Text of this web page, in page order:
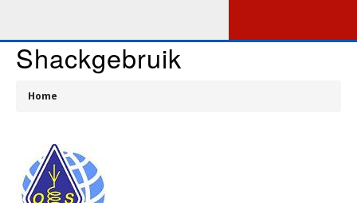
naar
de
gaan
Shackgebruik
Home